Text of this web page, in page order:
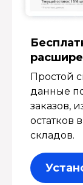
Простой
данные
заказов,
остатков
складов.